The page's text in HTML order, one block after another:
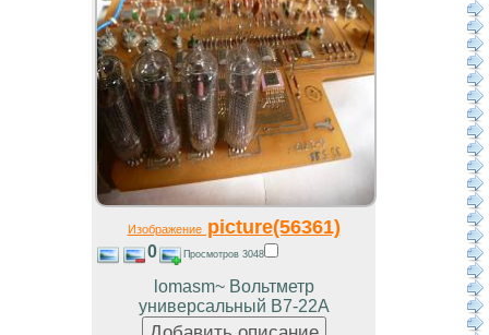
Изображениеpicture(56361)
0 Просмотров 3048
lomasm~ Вольтметр
универсальный В7-22А